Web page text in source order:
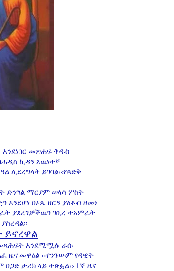
እንደነበር መጽሐፍ ቅዱስ
ኪዳን እዉነተኛ
ሊደረግላት ይገባል‹‹የጻድቅ
ድንግል ማርያም ሠላሳ ሦስት
እንደሆነ በአጼ ዘርዓ ያዕቆብ ዘመነ
ያደረገቻችዉን ገቢረ ተአምራት
ይኖረዋል
መጻሕፍት እንደሚሟሉ ራሱ
ዜና መዋዕል ‹‹የንጉሡም የዳዊት
ታሪክ ላይ ተጽፏል›› 1ኛ ዜና